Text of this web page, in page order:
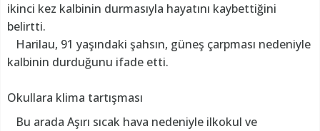
ikinci kez kalbinin durmasıyla hayatını kaybettiğini
belirtti.
Harilau, 91 yaşındaki şahsın, güneş çarpması nedeniyle
kalbinin durduğunu ifade etti.
Okullara klima tartışması
Bu arada Aşırı sıcak hava nedeniyle ilkokul ve